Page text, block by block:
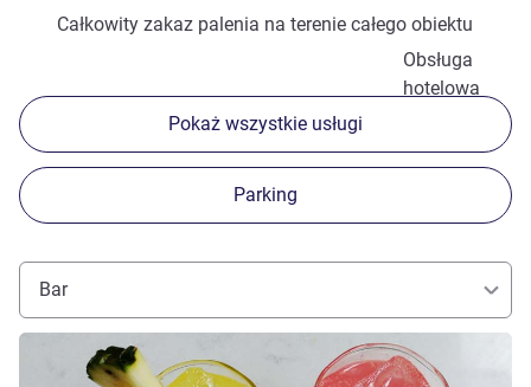
Całkowity zakaz palenia na terenie całego obiektu
Obsługa
hotelowa
Pokaż wszystkie usługi
Parking
Bar
Pokaż szczegóły